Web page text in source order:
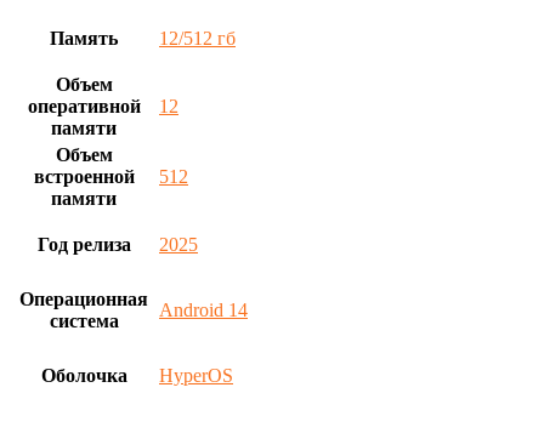
Память 12/512 гб
Объем
оперативной
памяти
12
Объем
встроенной
памяти
512
Год релиза 2025
Операционная
система
Android 14
Оболочка HyperOS